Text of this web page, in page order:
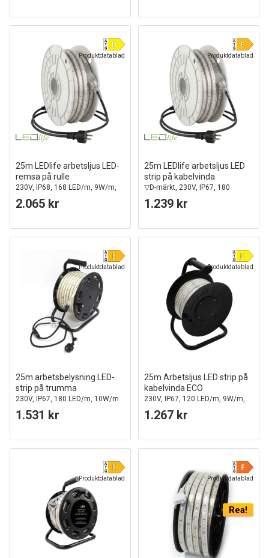
Produktdatablad
25m LEDlife arbetsljus LED-
remsa på rulle
230V, IP68, 168 LED/m, 9W/m,
1200 lm/m
2.065 kr
Produktdatablad
25m LEDlife arbetsljus LED
strip på kabelvinda
▽D-märkt, 230V, IP67, 180
LED/m, 11W/m, 1100 lm/m
1.239 kr
Produktdatablad
25m arbetsbelysning LED-
strip på trumma
230V, IP67, 180 LED/m, 10W/m
1.531 kr
Produktdatablad
25m Arbetsljus LED strip på
kabelvinda ECO
230V, IP67, 120 LED/m, 9W/m,
1320 lm/m
1.267 kr
Produktdatablad Produktdatablad
Rea!